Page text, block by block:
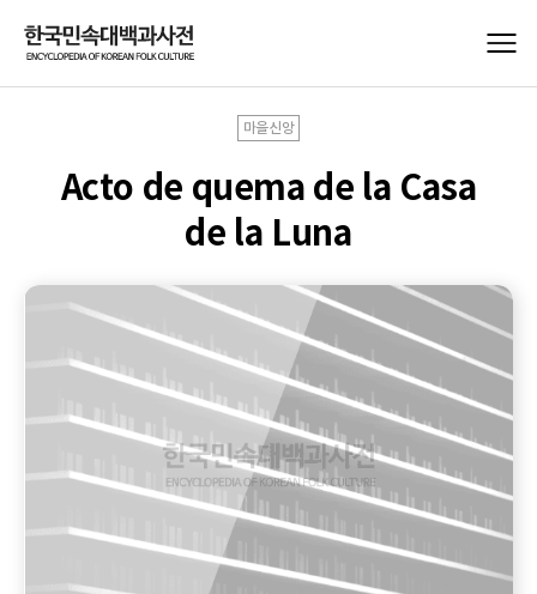
마을신앙
Acto de quema de la Casa
de la Luna